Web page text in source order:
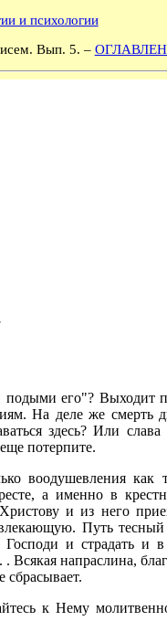
и психологии
Вып. 5. –
подыми его"? Выходит
На деле же смерть
здесь? Или слава
потерпите.
воодушевления как
а именно в
и из него
Путь тесный
и страдать и в
Всякая напраслина,
сбрасывает.
к Нему